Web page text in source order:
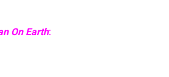
On Earth: